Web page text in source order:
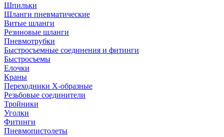
Шпильки
Шланги пневматические
Витые шланги
Резиновые шланги
Пневмотрубки
Быстросъемные соединения и фитинги
Быстросъемы
Елочки
Краны
Переходники Х-образные
Резьбовые соединители
Тройники
Уголки
Фитинги
Пневмопистолеты